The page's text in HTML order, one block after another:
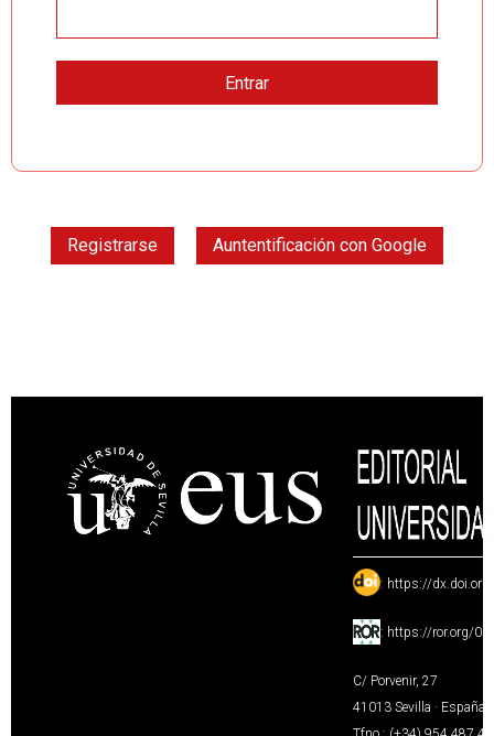
Registrarse Auntentificación con Google
: https://
: https://ror.org/
C/ Porvenir, 27
41013 Sevilla · España